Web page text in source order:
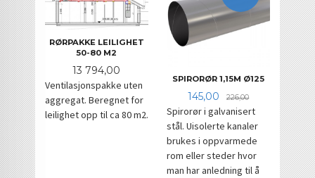
RØRPAKKE LEILIGHET
50-80 M2
Pris
13 794,00
Ventilasjonspakke uten
aggregat. Beregnet for
leilighet opp til ca 80 m2.
SPIRORØR 1,15M Ø125
Tilbud
145,00 226,00Rabatt
Spirorør i galvanisert
stål. Uisolerte kanaler
brukes i oppvarmede
rom eller steder hvor
man har anledning til å